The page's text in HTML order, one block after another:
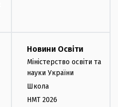
Новини Освіти
Міністерство освіти та
науки України
Школа
НМТ 2026